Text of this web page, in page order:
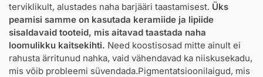
terviklikult, alustades naha barjääri taastamisest. Üks
peamisi samme on kasutada keramiide ja lipiide
sisaldavaid tooteid, mis aitavad taastada naha
loomulikku kaitsekihti. Need koostisosad mitte ainult ei
rahusta ärritunud nahka, vaid vähendavad ka niiskusekadu,
mis võib probleemi süvendada.Pigmentatsioonilaigud, mis